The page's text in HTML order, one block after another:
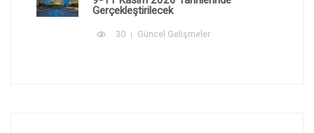
Gerçekleştirilecek
30 Güncel Gelişmeler